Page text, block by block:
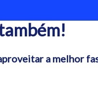
a melhor